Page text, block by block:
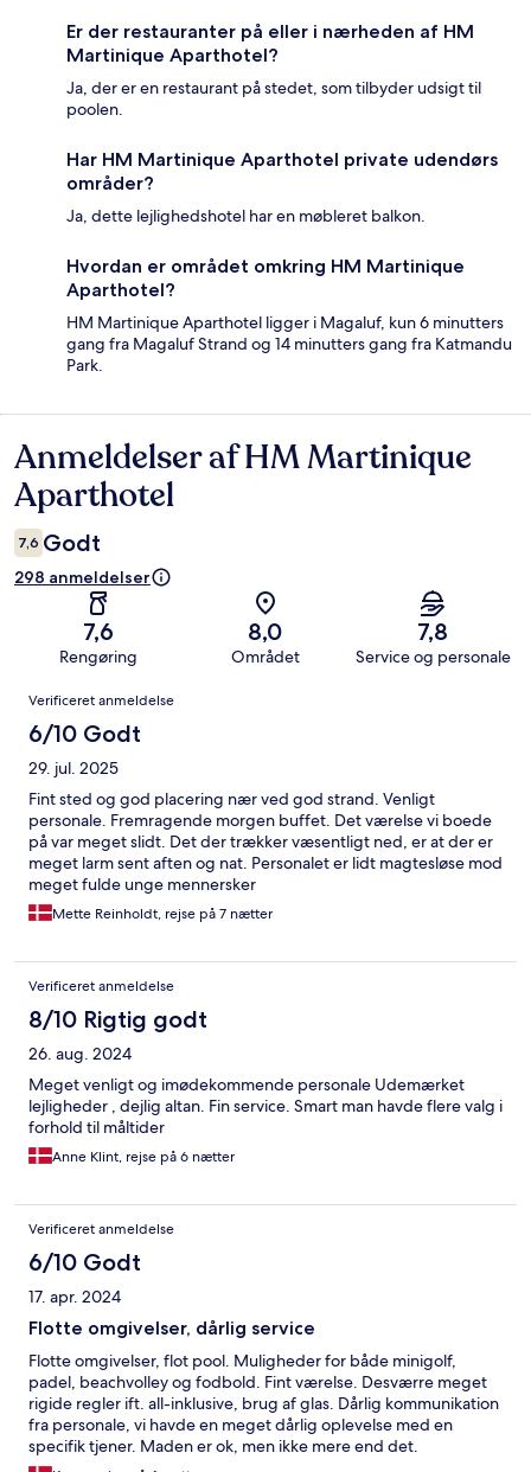
Er der restauranter på eller i nærheden af HM
Martinique Aparthotel?
Ja, der er en restaurant på stedet, som tilbyder udsigt til
poolen.
Har HM Martinique Aparthotel private udendørs
områder?
Ja, dette lejlighedshotel har en møbleret balkon.
Hvordan er området omkring HM Martinique
Aparthotel?
HM Martinique Aparthotel ligger i Magaluf, kun 6 minutters
gang fra Magaluf Strand og 14 minutters gang fra Katmandu
Park.
Anmeldelser
Anmeldelser af HM Martinique
Aparthotel
7,6 Godt
298 anmeldelser
7,6
Rengøring
8,0
Området
7,8
Service og personale
Anmeldelser
Verificeret anmeldelse
6/10 Godt
29. jul. 2025
Fint sted og god placering nær ved god strand. Venligt
personale. Fremragende morgen buffet. Det værelse vi boede
på var meget slidt. Det der trækker væsentligt ned, er at der er
meget larm sent aften og nat. Personalet er lidt magtesløse mod
meget fulde unge mennersker
Mette Reinholdt, rejse på 7 nætter
Verificeret anmeldelse
8/10 Rigtig godt
26. aug. 2024
Meget venligt og imødekommende personale Udemærket
lejligheder , dejlig altan. Fin service. Smart man havde flere valg i
forhold til måltider
Anne Klint, rejse på 6 nætter
Verificeret anmeldelse
6/10 Godt
17. apr. 2024
Flotte omgivelser, dårlig service
Flotte omgivelser, flot pool. Muligheder for både minigolf,
padel, beachvolley og fodbold. Fint værelse. Desværre meget
rigide regler ift. all-inklusive, brug af glas. Dårlig kommunikation
fra personale, vi havde en meget dårlig oplevelse med en
specifik tjener. Maden er ok, men ikke mere end det.